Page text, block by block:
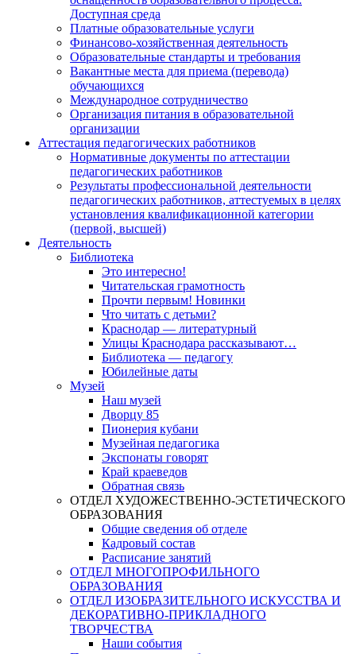
Доступная среда
Платные образовательные услуги
Финансово-хозяйственная деятельность
Образовательные стандарты и требования
Вакантные места для приема (перевода)
обучающихся
Международное сотрудничество
Организация питания в образовательной
организации
Аттестация педагогических работников
Нормативные документы по аттестации
педагогических работников
Результаты профессиональной деятельности
педагогических работников, аттестуемых в целях
установления квалификационной категории
(первой, высшей)
Деятельность
Библиотека
Это интересно!
Читательская грамотность
Прочти первым! Новинки
Что читать с детьми?
Краснодар — литературный
Улицы Краснодара рассказывают…
Библиотека — педагогу
Юбилейные даты
Музей
Наш музей
Дворцу 85
Пионерия кубани
Музейная педагогика
Экспонаты говорят
Край краеведов
Обратная связь
ОТДЕЛ ХУДОЖЕСТВЕННО-ЭСТЕТИЧЕСКОГО
ОБРАЗОВАНИЯ
Общие сведения об отделе
Кадровый состав
Расписание занятий
ОТДЕЛ МНОГОПРОФИЛЬНОГО
ОБРАЗОВАНИЯ
ОТДЕЛ ИЗОБРАЗИТЕЛЬНОГО ИСКУССТВА И
ДЕКОРАТИВНО-ПРИКЛАДНОГО
ТВОРЧЕСТВА
Наши события